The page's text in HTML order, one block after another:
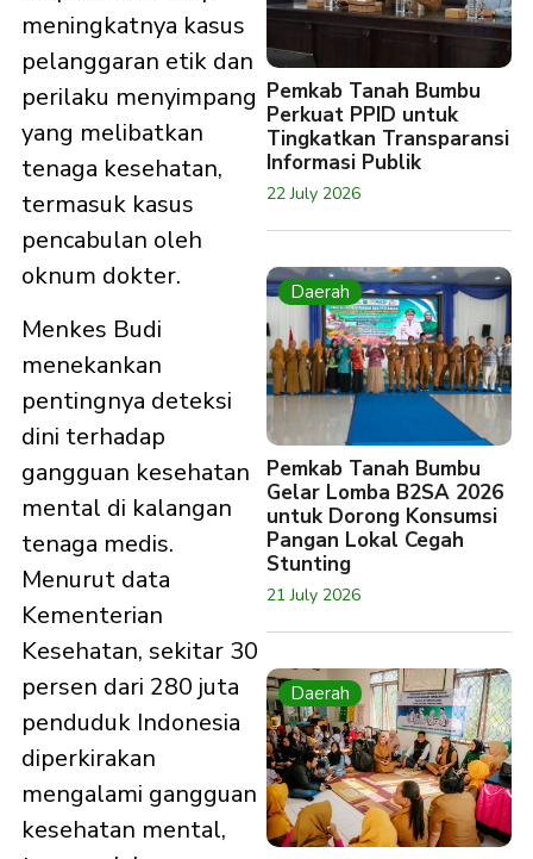
meningkatnya kasus
pelanggaran etik dan
perilaku menyimpang
yang melibatkan
tenaga kesehatan,
termasuk kasus
pencabulan oleh
oknum dokter.​
Menkes Budi
menekankan
pentingnya deteksi
dini terhadap
gangguan kesehatan
mental di kalangan
tenaga medis.
Menurut data
Kementerian
Kesehatan, sekitar 30
persen dari 280 juta
penduduk Indonesia
diperkirakan
mengalami gangguan
kesehatan mental,
Pemkab Tanah Bumbu
Perkuat PPID untuk
Tingkatkan Transparansi
Informasi Publik
22 July 2026
Daerah
Pemkab Tanah Bumbu
Gelar Lomba B2SA 2026
untuk Dorong Konsumsi
Pangan Lokal Cegah
Stunting
21 July 2026
Daerah